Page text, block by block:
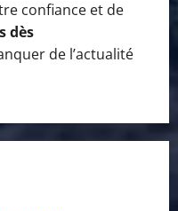
confiance et de
dès
de l’actualité